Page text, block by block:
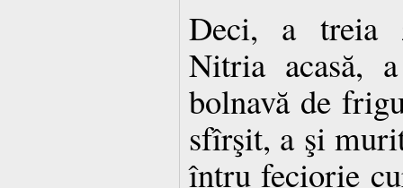
Deci, a treia
Nitria acasă,
bolnavă de
sfîrşit, a şi
întru feciorie